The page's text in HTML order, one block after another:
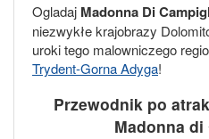
Ogladaj Madonna Di
niezwykłe krajobrazy
uroki tego malowniczego
Trydent-Gorna Adyga!
Przewodnik po
Madonna